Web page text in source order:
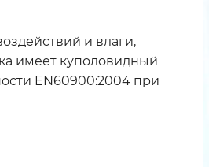
и влаги,
имеет куполовидный
EN60900:2004 при